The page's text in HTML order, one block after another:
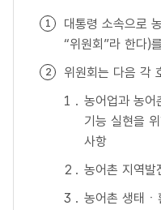
대통령 소속으로
“위원회”라 한다)
위원회는 다음 각
농어업과 농어
기능 실현을
사항
농어촌 지역
농어촌 생태